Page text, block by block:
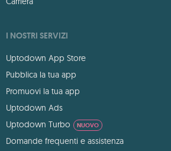
I NOSTRI SERVIZI
Uptodown App Store
Pubblica la tua app
Promuovi la tua app
Uptodown Ads
Uptodown Turbo
NUOVO
Domande frequenti e assistenza